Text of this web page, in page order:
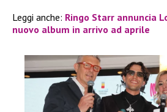
Leggi anche: Ringo Starr annuncia
nuovo album in arrivo ad aprile